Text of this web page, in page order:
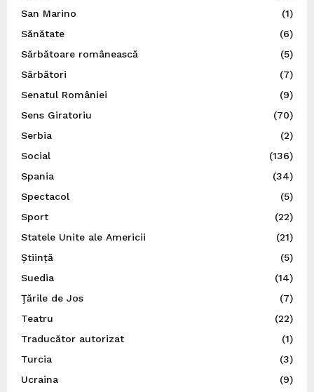
San Marino
(1)
Sănătate
(6)
Sărbătoare românească
(5)
Sărbători
(7)
Senatul României
(9)
Sens Giratoriu
(70)
Serbia
(2)
Social
(136)
Spania
(34)
Spectacol
(5)
Sport
(22)
Statele Unite ale Americii
(21)
Știință
(5)
Suedia
(14)
Ţările de Jos
(7)
Teatru
(22)
Traducător autorizat
(1)
Turcia
(3)
Ucraina
(9)